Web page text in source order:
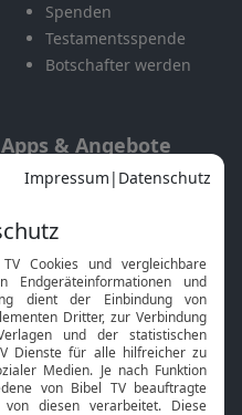
Spenden
Testamentsspende
Botschafter werden
Apps & Angebote
Mobile App
Smart TV
HbbTV
Bibelthek Online-Bibel
Nächster Gottesdienst